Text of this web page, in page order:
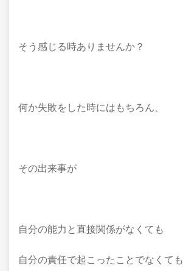
そう感じる時ありませんか？
何か失敗をした時にはもちろん、
その出来事が
自分の能力と直接関係がなくても
自分の責任で起こったことでなくても